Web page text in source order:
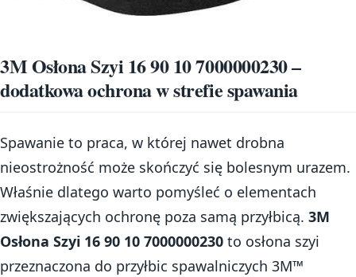
3M Osłona Szyi 16 90 10 7000000230 –
dodatkowa ochrona w strefie spawania
Spawanie to praca, w której nawet drobna
nieostrożność może skończyć się bolesnym urazem.
Właśnie dlatego warto pomyśleć o elementach
zwiększających ochronę poza samą przyłbicą. 3M
Osłona Szyi 16 90 10 7000000230 to osłona szyi
przeznaczona do przyłbic spawalniczych 3M™